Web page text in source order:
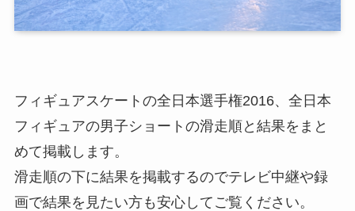
フィギュアスケートの全日本選手権2016、全日本
フィギュアの男子ショートの滑走順と結果をまと
めて掲載します。
滑走順の下に結果を掲載するのでテレビ中継や録
画で結果を見たい方も安心してご覧ください。